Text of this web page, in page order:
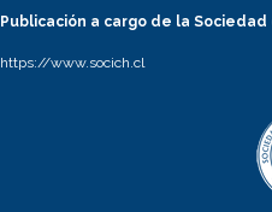
Publicación a cargo de la
https://www.socich.cl